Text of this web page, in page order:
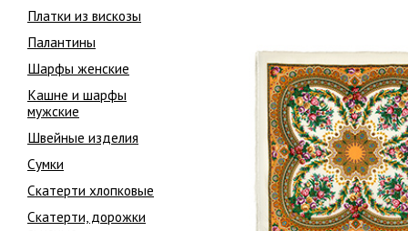
Платки из вискозы
Палантины
Шарфы женские
Кашне и шарфы
мужские
Швейные изделия
Сумки
Скатерти хлопковые
Скатерти, дорожки